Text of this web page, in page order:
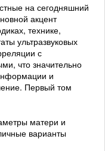
на сегодняшний
акцент
технике,
ультразвуковых
с
что значительно
и
Первый том
матери и
варианты